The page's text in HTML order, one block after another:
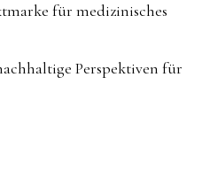
für medizinisches
Perspektiven für